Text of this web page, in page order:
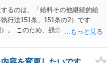
るのは、「給料その他継続的給
行法151条、151条の2）です
。 このため、残念ながらお答え